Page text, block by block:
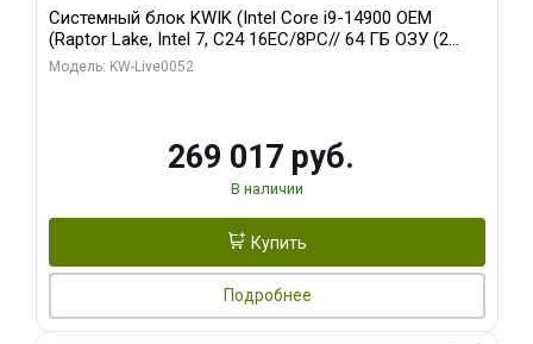
Системный блок KWIK (Intel Core i9-14900 OEM
(Raptor Lake, Intel 7, C24 16EC/8PC// 64 ГБ ОЗУ (2
модуля)/ Palit RTX5080 GAMINGPRO OC 16GB GDDR7
Модель: KW-Live0052
269 017 руб.
В наличии
Купить
Подробнее